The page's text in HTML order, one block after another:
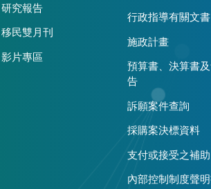
研究報告
移民雙月刊
影片專區
行政指導有關文書
施政計畫
預算書、決算書
告
訴願案件查詢
採購案決標資料
支付或接受之補助
內部控制制度聲